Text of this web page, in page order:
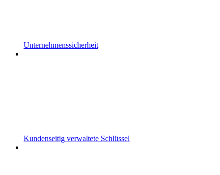
Unternehmenssicherheit
Kundenseitig verwaltete Schlüssel